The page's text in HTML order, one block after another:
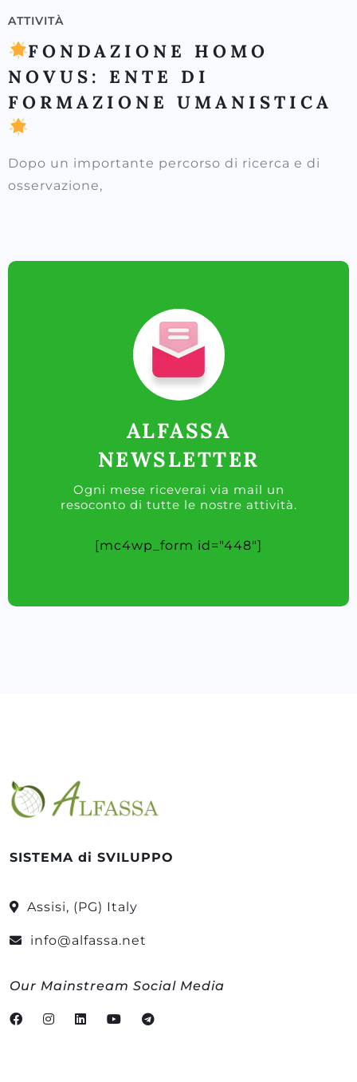
ATTIVITÀ
FONDAZIONE HOMO
NOVUS: ENTE DI
FORMAZIONE UMANISTICA
Dopo un importante percorso di ricerca e di
osservazione,
ALFASSA
NEWSLETTER
Ogni mese riceverai via mail un
resoconto di tutte le nostre attività.
[mc4wp_form id="448"]
SISTEMA di SVILUPPO
Assisi, (PG) Italy
info@alfassa.net
Our Mainstream Social Media